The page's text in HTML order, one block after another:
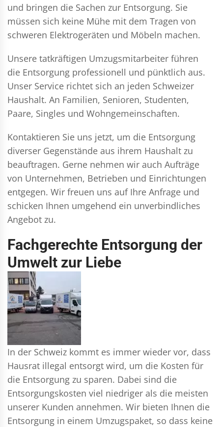
und bringen die Sachen zur Entsorgung. Sie
müssen sich keine Mühe mit dem Tragen von
schweren Elektrogeräten und Möbeln machen.
Unsere tatkräftigen Umzugsmitarbeiter führen
die Entsorgung professionell und pünktlich aus.
Unser Service richtet sich an jeden Schweizer
Haushalt. An Familien, Senioren, Studenten,
Paare, Singles und Wohngemeinschaften.
Kontaktieren Sie uns jetzt, um die Entsorgung
diverser Gegenstände aus ihrem Haushalt zu
beauftragen. Gerne nehmen wir auch Aufträge
von Unternehmen, Betrieben und Einrichtungen
entgegen. Wir freuen uns auf Ihre Anfrage und
schicken Ihnen umgehend ein unverbindliches
Angebot zu.
Fachgerechte Entsorgung der
Umwelt zur Liebe
In der Schweiz kommt es immer wieder vor, dass
Hausrat illegal entsorgt wird, um die Kosten für
die Entsorgung zu sparen. Dabei sind die
Entsorgungskosten viel niedriger als die meisten
unserer Kunden annehmen. Wir bieten Ihnen die
Entsorgung in einem Umzugspaket, so dass keine